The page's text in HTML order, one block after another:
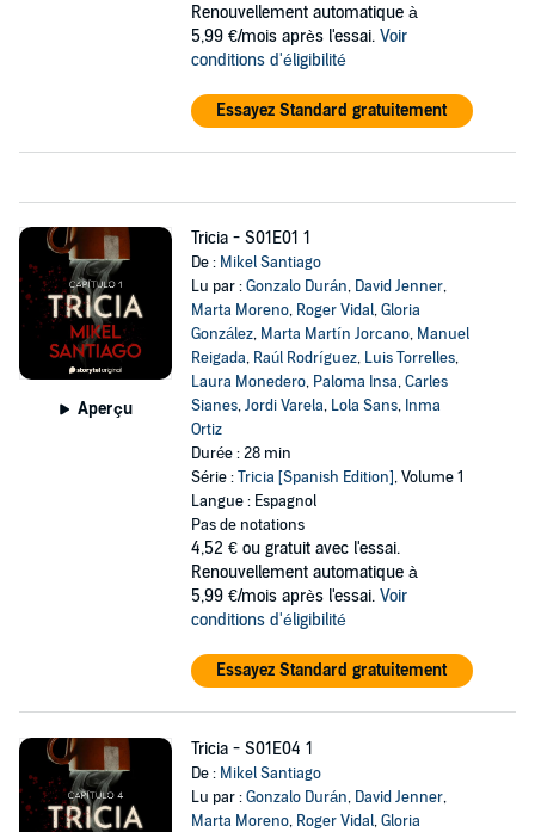
Renouvellement automatique à
5,99 €/mois après l'essai. Voir
conditions d'éligibilité
Essayez Standard gratuitement
Aperçu
Tricia - S01E01 1
De : Mikel Santiago
Lu par :Gonzalo Durán, David Jenner,
Marta Moreno, Roger Vidal,Gloria
González, Marta Martín Jorcano, Manuel
Reigada, Raúl Rodríguez, Luis Torrelles,
Laura Monedero, Paloma Insa,Carles
Sianes,Jordi Varela, Lola Sans, Inma
Ortiz
Durée : 28 min
Série :Tricia [Spanish Edition], Volume 1
Langue : Espagnol
Pas de notations
4,52 € ou gratuit avec l'essai.
Renouvellement automatique à
5,99 €/mois après l'essai. Voir
conditions d'éligibilité
Essayez Standard gratuitement
Tricia - S01E04 1
De : Mikel Santiago
Lu par :Gonzalo Durán, David Jenner,
Marta Moreno, Roger Vidal,Gloria